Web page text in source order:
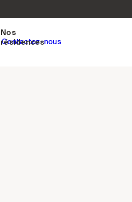
Nos
résidences
Contactez-nous